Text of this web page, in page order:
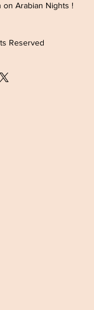
on Arabian Nights !
Reserved